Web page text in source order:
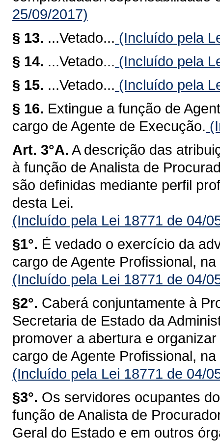
25/09/2017)
§ 13. ...Vetado... (Incluído pela
§ 14. ...Vetado... (Incluído pela
§ 15. ...Vetado... (Incluído pela
§ 16. Extingue a função de
cargo de Agente de Execução.
Art. 3°A. A descrição das
à função de Analista de
são definidas mediante perfil
desta Lei.
(Incluído pela Lei 18771 de 04/
§1°. É vedado o exercício da
cargo de Agente Profissional,
(Incluído pela Lei 18771 de 04/
§2°. Caberá conjuntamente à
Secretaria de Estado da
promover a abertura e
cargo de Agente Profissional,
(Incluído pela Lei 18771 de 04/
§3°. Os servidores ocupantes
função de Analista de
Geral do Estado e em outros